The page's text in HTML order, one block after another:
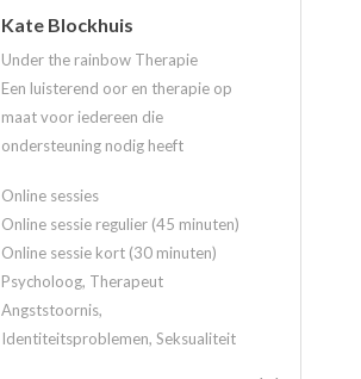
Kate Blockhuis
Under the rainbow Therapie
Een luisterend oor en therapie op
maat voor iedereen die
ondersteuning nodig heeft
Online sessies
Online sessie regulier (45 minuten)
Online sessie kort (30 minuten)
Psycholoog, Therapeut
Angststoornis,
Identiteitsproblemen, Seksualiteit